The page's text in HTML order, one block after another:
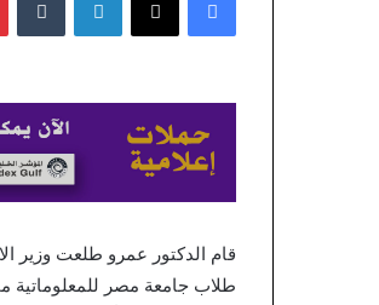
قام الدكتور عمرو طلعت وزير
طلاب جامعة مصر للمعلوماتية